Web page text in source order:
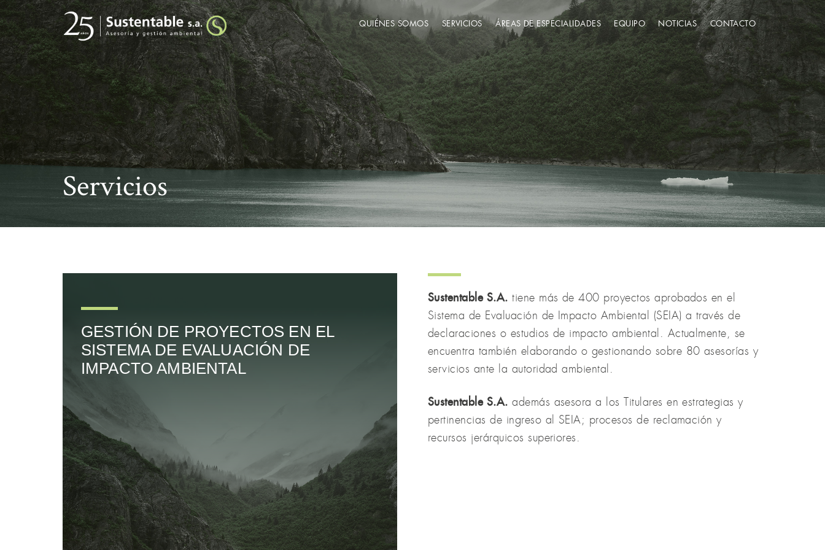
QUIÉNES SOMOS SERVICIOS ÁREAS DE ESPECIALIDADES EQUIPO NOTICIAS CONTACTO
Servicios
GESTIÓN DE PROYECTOS EN EL
SISTEMA DE EVALUACIÓN DE
IMPACTO AMBIENTAL
Sustentable S.A. tiene más de 400 proyectos aprobados en el
Sistema de Evaluación de Impacto Ambiental (SEIA) a través de
declaraciones o estudios de impacto ambiental. Actualmente, se
encuentra también elaborando o gestionando sobre 80 asesorías y
servicios ante la autoridad ambiental.
Sustentable S.A. además asesora a los Titulares en estrategias y
pertinencias de ingreso al SEIA; procesos de reclamación y
recursos jerárquicos superiores.